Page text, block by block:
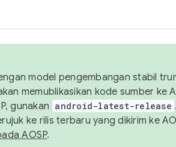
model pengembangan stabil
memublikasikan kode sumber ke
gunakan android-latest-release
ke rilis terbaru yang dikirim ke
AOSP.